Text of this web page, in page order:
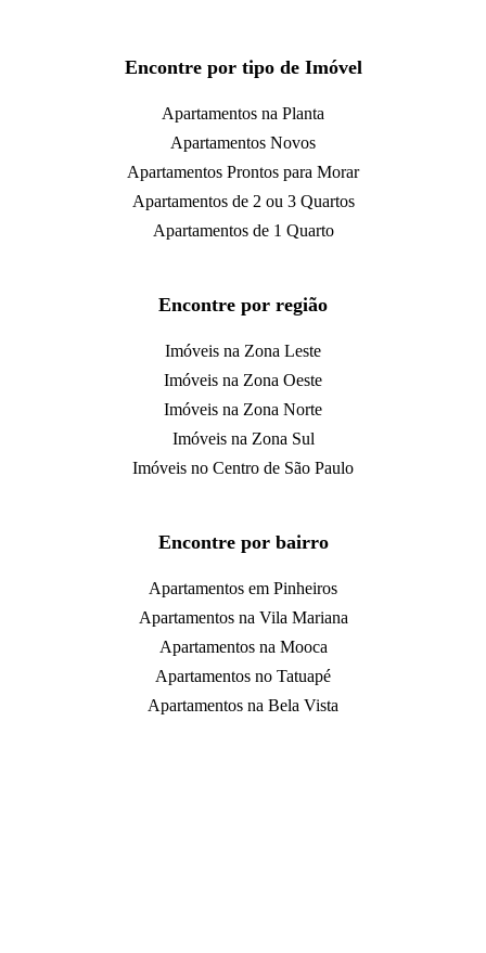
Encontre por tipo de Imóvel
Apartamentos na Planta
Apartamentos Novos
Apartamentos Prontos para Morar
Apartamentos de 2 ou 3 Quartos
Apartamentos de 1 Quarto
Encontre por região
Imóveis na Zona Leste
Imóveis na Zona Oeste
Imóveis na Zona Norte
Imóveis na Zona Sul
Imóveis no Centro de São Paulo
Encontre por bairro
Apartamentos em Pinheiros
Apartamentos na Vila Mariana
Apartamentos na Mooca
Apartamentos no Tatuapé
Apartamentos na Bela Vista